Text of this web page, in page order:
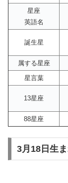
星座
英語名
誕生星
属する星座
星言葉
13星座
88星座
3月18日生